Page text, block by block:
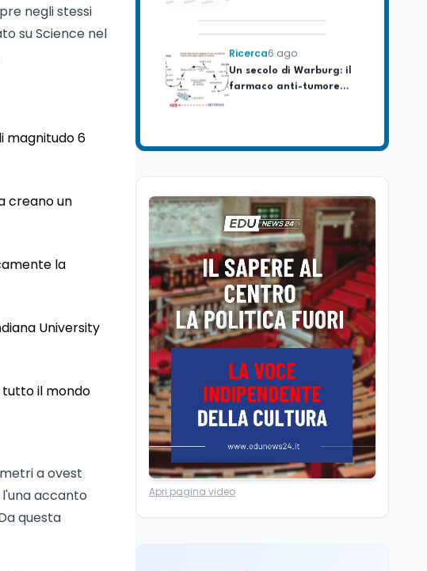
negli stessi
su Science nel
magnitudo 6
creano un
la
University
tutto il mondo
a ovest
accanto
questa
farmaco anti-tumore
che accende la glicolisi
reattori spenti
roccia
Scuola6 ago
Posizioni economiche
ATA: la matematica
degli arretrati fino a
4.150 euro
Cultura6 ago
Spesa culturale in
Lombardia da record,
ma la voragine Nord-
Cultura6 ago
Francesco Guccini si è
spento a Pàvana: addio
Ricerca6 ago
Un secolo di Warburg: il
Apri pagina video